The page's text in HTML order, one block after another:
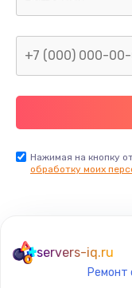
Нажимая на кнопку
обработку моих
servers-iq.ru
Ремонт